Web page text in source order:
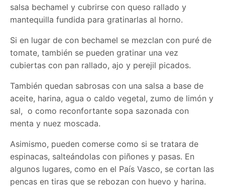
salsa bechamel y cubrirse con queso rallado y
mantequilla fundida para gratinarlas al horno.
Si en lugar de con bechamel se mezclan con puré de
tomate, también se pueden gratinar una vez
cubiertas con pan rallado, ajo y perejil picados.
También quedan sabrosas con una salsa a base de
aceite, harina, agua o caldo vegetal, zumo de limón y
sal, o como reconfortante sopa sazonada con
menta y nuez moscada.
Asimismo, pueden comerse como si se tratara de
espinacas, salteándolas con piñones y pasas. En
algunos lugares, como en el País Vasco, se cortan las
pencas en tiras que se rebozan con huevo y harina.